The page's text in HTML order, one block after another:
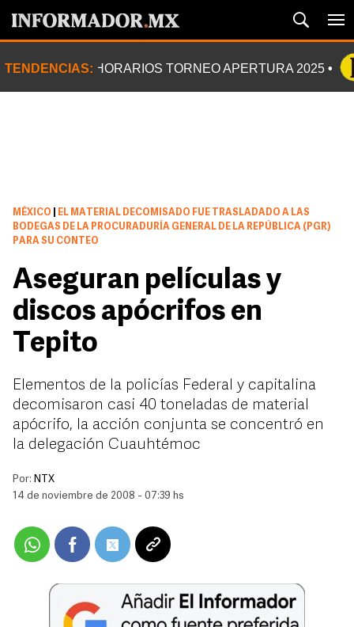
TENDENCIAS: HORARIOS TORNEO APERTURA 2025
MÉXICO
EL MATERIAL DECOMISADO FUE TRASLADADO A LAS
BODEGAS DE LA PROCURADURÍA GENERAL DE LA REPÚBLICA (PGR)
PARA SU CONTEO
Aseguran películas y
discos apócrifos en
Tepito
Elementos de la policías Federal y capitalina
decomisaron casi 40 toneladas de material
apócrifo, la acción conjunta se concentró en
la delegación Cuauhtémoc
Por: NTX
14 de noviembre de 2008 - 07:39 hs